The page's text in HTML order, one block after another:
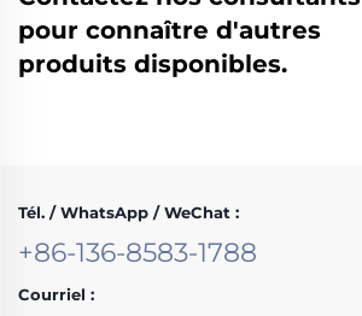
pour connaître d'autres
produits disponibles.
Tél. / WhatsApp / WeChat :
+86-136-8583-1788
Courriel :